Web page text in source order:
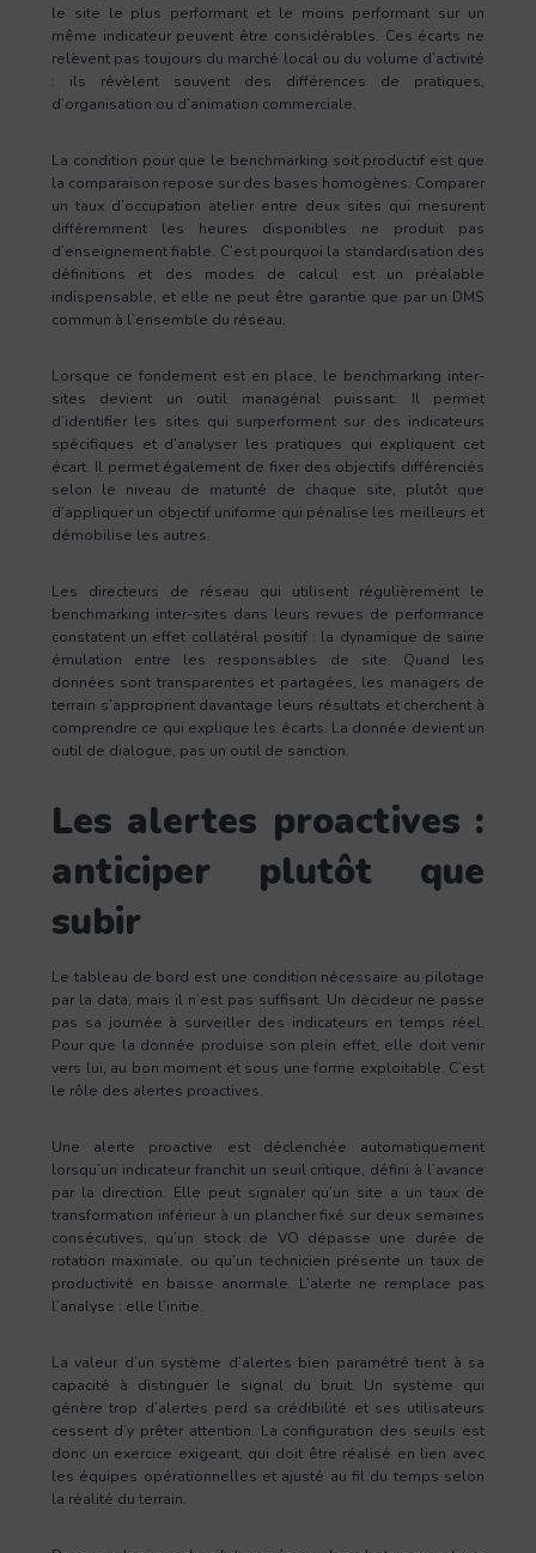
le site le plus performant et le moins performant sur un
même indicateur peuvent être considérables. Ces écarts ne
relèvent pas toujours du marché local ou du volume d’activité
: ils révèlent souvent des différences de pratiques,
d’organisation ou d’animation commerciale.
La condition pour que le benchmarking soit productif est que
la comparaison repose sur des bases homogènes. Comparer
un taux d’occupation atelier entre deux sites qui mesurent
différemment les heures disponibles ne produit pas
d’enseignement fiable. C’est pourquoi la standardisation des
définitions et des modes de calcul est un préalable
indispensable, et elle ne peut être garantie que par un DMS
commun à l’ensemble du réseau.
Lorsque ce fondement est en place, le benchmarking inter-
sites devient un outil managérial puissant. Il permet
d’identifier les sites qui surperforment sur des indicateurs
spécifiques et d’analyser les pratiques qui expliquent cet
écart. Il permet également de fixer des objectifs différenciés
selon le niveau de maturité de chaque site, plutôt que
d’appliquer un objectif uniforme qui pénalise les meilleurs et
démobilise les autres.
Les directeurs de réseau qui utilisent régulièrement le
benchmarking inter-sites dans leurs revues de performance
constatent un effet collatéral positif : la dynamique de saine
émulation entre les responsables de site. Quand les
données sont transparentes et partagées, les managers de
terrain s’approprient davantage leurs résultats et cherchent à
comprendre ce qui explique les écarts. La donnée devient un
outil de dialogue, pas un outil de sanction.
Les alertes proactives :
anticiper plutôt que
subir
Le tableau de bord est une condition nécessaire au pilotage
par la data, mais il n’est pas suffisant. Un décideur ne passe
pas sa journée à surveiller des indicateurs en temps réel.
Pour que la donnée produise son plein effet, elle doit venir
vers lui, au bon moment et sous une forme exploitable. C’est
le rôle des alertes proactives.
Une alerte proactive est déclenchée automatiquement
lorsqu’un indicateur franchit un seuil critique, défini à l’avance
par la direction. Elle peut signaler qu’un site a un taux de
transformation inférieur à un plancher fixé sur deux semaines
consécutives, qu’un stock de VO dépasse une durée de
rotation maximale, ou qu’un technicien présente un taux de
productivité en baisse anormale. L’alerte ne remplace pas
l’analyse : elle l’initie.
La valeur d’un système d’alertes bien paramétré tient à sa
capacité à distinguer le signal du bruit. Un système qui
génère trop d’alertes perd sa crédibilité et ses utilisateurs
cessent d’y prêter attention. La configuration des seuils est
donc un exercice exigeant, qui doit être réalisé en lien avec
les équipes opérationnelles et ajusté au fil du temps selon
la réalité du terrain.